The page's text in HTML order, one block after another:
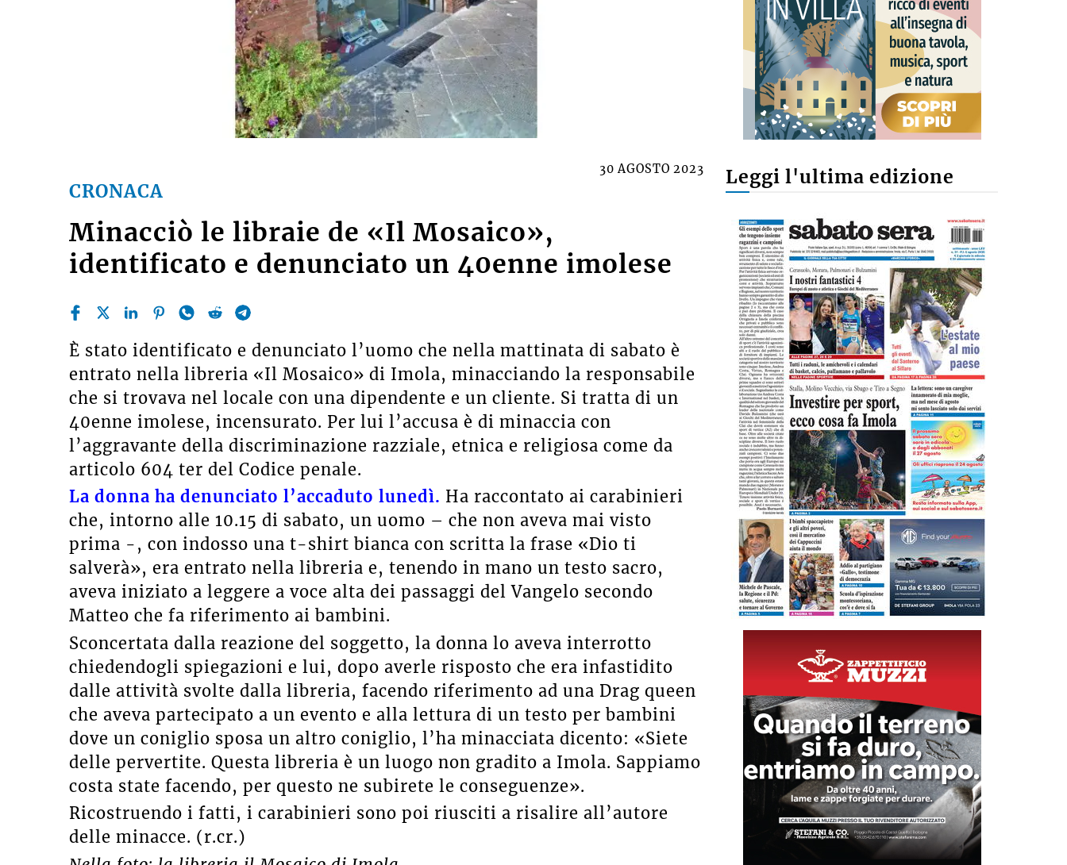
CRONACA
30 AGOSTO 2023
Minacciò le libraie de «Il Mosaico»,
identificato e denunciato un 40enne imolese
È stato identificato e denunciato l’uomo che nella mattinata di sabato è
entrato nella libreria «Il Mosaico» di Imola, minacciando la responsabile
che si trovava nel locale con una dipendente e un cliente. Si tratta di un
40enne imolese, incensurato. Per lui l’accusa è di minaccia con
l’aggravante della discriminazione razziale, etnica e religiosa come da
articolo 604 ter del Codice penale.
La donna ha denunciato l’accaduto lunedì. Ha raccontato ai carabinieri
che, intorno alle 10.15 di sabato, un uomo – che non aveva mai visto
prima -, con indosso una t-shirt bianca con scritta la frase «Dio ti
salverà», era entrato nella libreria e, tenendo in mano un testo sacro,
aveva iniziato a leggere a voce alta dei passaggi del Vangelo secondo
Matteo che fa riferimento ai bambini.
Sconcertata dalla reazione del soggetto, la donna lo aveva interrotto
chiedendogli spiegazioni e lui, dopo averle risposto che era infastidito
dalle attività svolte dalla libreria, facendo riferimento ad una Drag queen
che aveva partecipato a un evento e alla lettura di un testo per bambini
dove un coniglio sposa un altro coniglio, l’ha minacciata dicento: «Siete
delle pervertite. Questa libreria è un luogo non gradito a Imola. Sappiamo
costa state facendo, per questo ne subirete le conseguenze».
Ricostruendo i fatti, i carabinieri sono poi riusciti a risalire all’autore
delle minacce. (r.cr.)
Leggi l'ultima edizione